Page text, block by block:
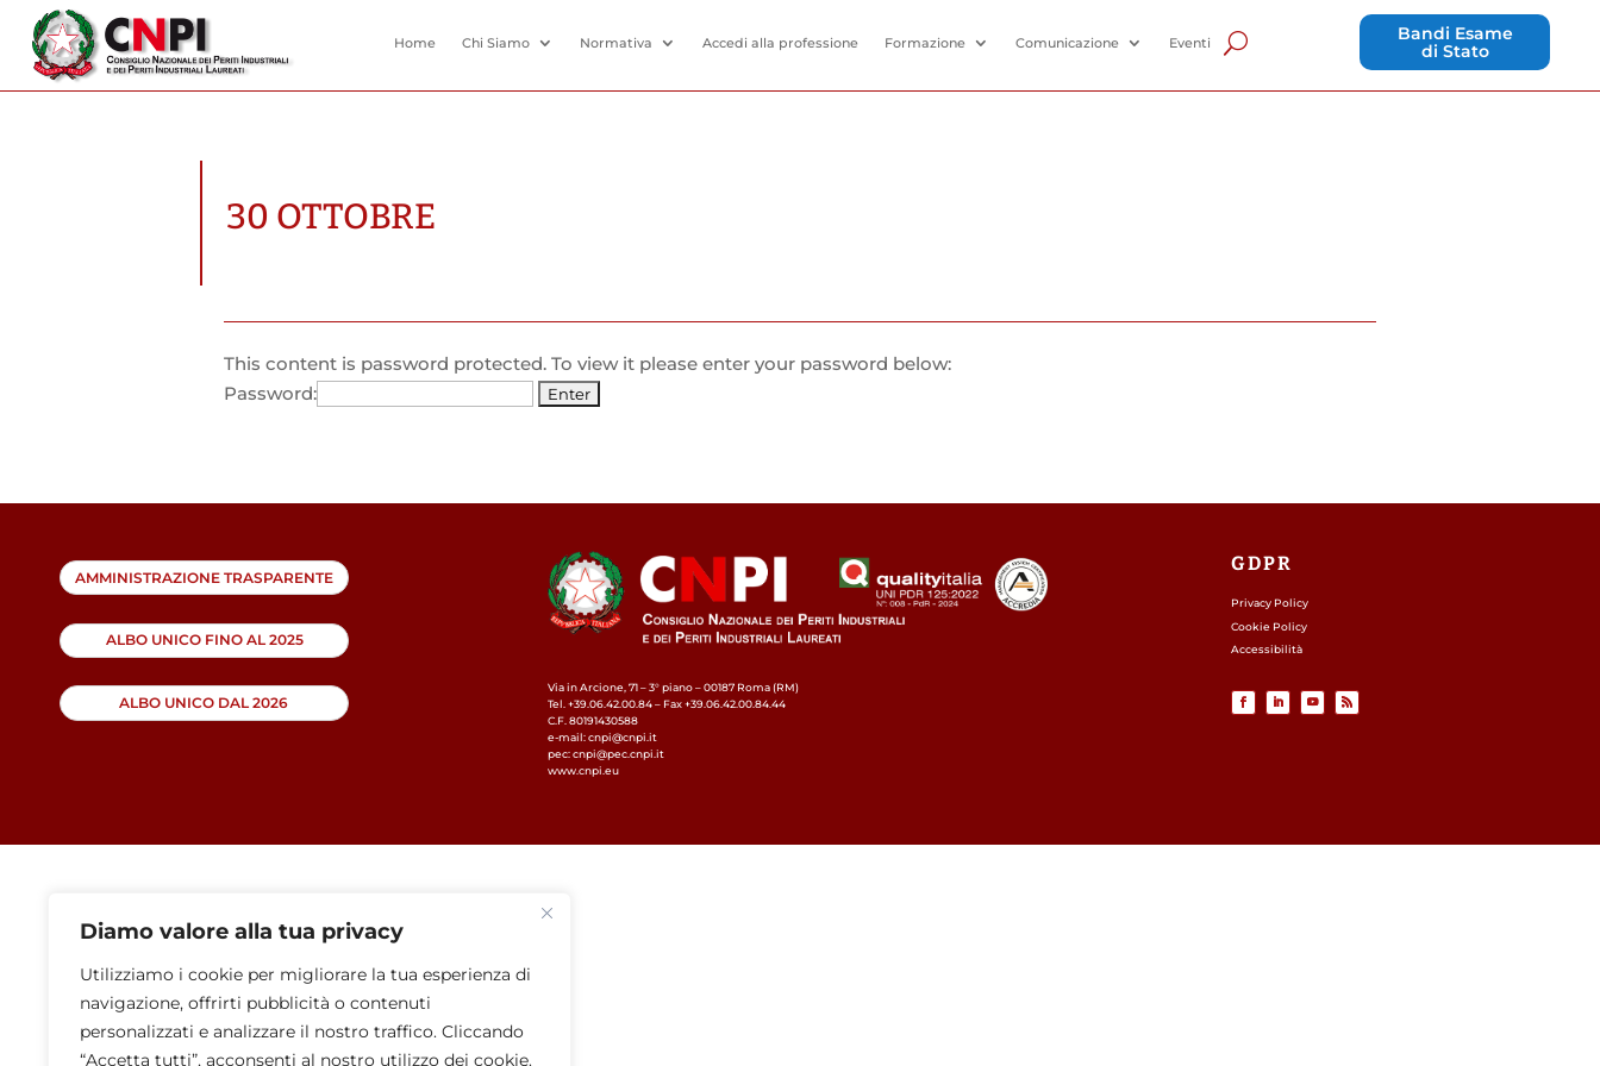
Diamo valore alla tua privacy
Utilizziamo i cookie per migliorare la tua esperienza di
navigazione, offrirti pubblicità o contenuti
personalizzati e analizzare il nostro traffico. Cliccando
“Accetta tutti”, acconsenti al nostro utilizzo dei cookie.
Home Chi Siamo Normativa Accedi alla professione Formazione Comunicazione Eventi
Bandi Esame
di Stato
30 OTTOBRE
This content is password protected. To view it please enter your password below:
Password:
AMMINISTRAZIONE TRASPARENTE
ALBO UNICO FINO AL 2025
ALBO UNICO DAL 2026
Via in Arcione, 71 – 3° piano – 00187 Roma (RM)
Tel. +39.06.42.00.84 – Fax +39.06.42.00.84.44
C.F. 80191430588
e-mail: cnpi@cnpi.it
pec: cnpi@pec.cnpi.it
www.cnpi.eu
GDPR
Privacy Policy
Cookie Policy
Accessibilità